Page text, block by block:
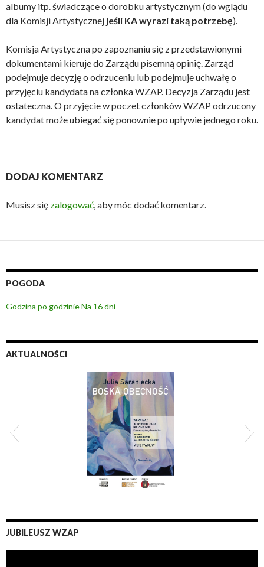
albumy itp. świadczące o dorobku artystycznym (do wglądu
dla Komisji Artystycznej jeśli KA wyrazi taką potrzebę).
Komisja Artystyczna po zapoznaniu się z przedstawionymi
dokumentami kieruje do Zarządu pisemną opinię. Zarząd
podejmuje decyzję o odrzuceniu lub podejmuje uchwałę o
przyjęciu kandydata na członka WZAP. Decyzja Zarządu jest
ostateczna. O przyjęcie w poczet członków WZAP odrzucony
kandydat może ubiegać się ponownie po upływie jednego roku.
DODAJ KOMENTARZ
Musisz się zalogować, aby móc dodać komentarz.
POGODA
Godzina po godzinieNa 16 dni
AKTUALNOŚCI
JUBILEUSZ WZAP